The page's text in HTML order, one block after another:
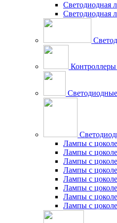
Светодиодная
Светодиодная
Лампы с
Лампы с
Лампы с
Лампы с
Лампы с
Лампы с
Лампы с
Лампы с